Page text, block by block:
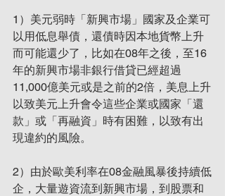
1）美元弱時「新興市場」國家及企業可
以用低息舉債，還債時因本地貨幣上升
而可能還少了，比如在08年之後，至16
年的新興市場非銀行借貸已經超過
11,000億美元或是之前的2倍，美息上升
以致美元上升會令這些企業或國家「還
款」或「再融資」時有困難，以致有出
現違約的風險。
2）由於歐美利率在08金融風暴後持續低
企，大量遊資流到新興市場，到股票和